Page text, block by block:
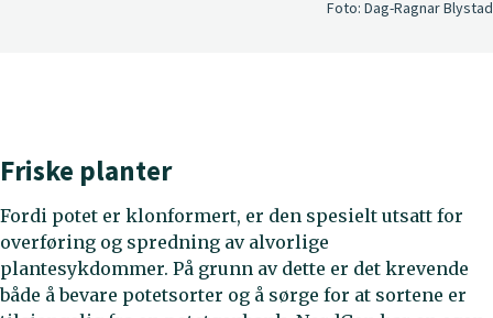
Foto: Dag-Ragnar Blystad
Friske planter
Fordi potet er klonformert, er den spesielt utsatt for
overføring og spredning av alvorlige
plantesykdommer. På grunn av dette er det krevende
både å bevare potetsorter og å sørge for at sortene er